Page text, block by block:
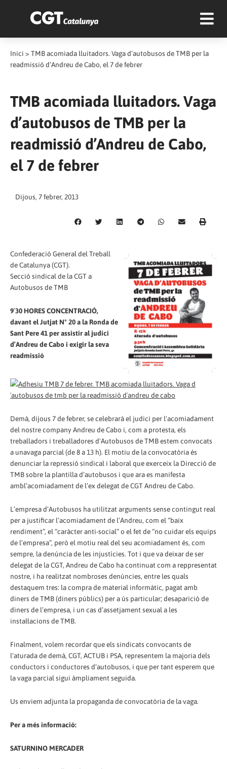
Inici > TMB acomiada lluitadors. Vaga d’autobusos de TMB per la
readmissió d’Andreu de Cabo, el 7 de febrer
TMB acomiada lluitadors. Vaga
d’autobusos de TMB per la
readmissió d’Andreu de Cabo,
el 7 de febrer
Dijous, 7 febrer, 2013
Confederació General del Treball
de Catalunya (CGT).
Secció sindical de la CGT a
Autobusos de TMB
9´30 HORES CONCENTRACIÓ,
davant el Jutjat Nº 20 a la Ronda de
Sant Pere 41 per assistir al judici
d’Andreu de Cabo i exigir la seva
readmissió
Demà, dijous 7 de febrer, se celebrarà el judici per l'acomiadament
del nostre company Andreu de Cabo i, com a protesta, els
treballadors i treballadores d'Autobusos de TMB estem convocats
a unavaga parcial (de 8 a 13 h). El motiu de la convocatòria és
denunciar la repressió sindical i laboral que exerceix la Direcció de
TMB sobre la plantilla d’autobusos i que ara es manifesta
ambl’acomiadament de l’ex delegat de CGT Andreu de Cabo.
L’empresa d’Autobusos ha utilitzat arguments sense contingut real
per a justificar l’acomiadament de l’Andreu, com el “baix
rendiment”, el “caràcter anti-social” o el fet de “no cuidar els equips
de l’empresa”, però el motiu real del seu acomiadament és, com
sempre, la denúncia de les injustícies. Tot i que va deixar de ser
delegat de la CGT, Andreu de Cabo ha continuat com a reppresentat
nostre, i ha realitzat nombroses denúncies, entre les quals
destaquem tres: la compra de material informàtic, pagat amb
diners de TMB (diners públics) per a ús particular; desaparició de
diners de l’empresa, i un cas d’assetjament sexual a les
instal·lacions de TMB.
Finalment, volem recordar que els sindicats convocants de
l’aturada de demà, CGT, ACTUB i PSA, representem la majoria dels
conductors i conductores d’autobusos, i que per tant esperem que
la vaga parcial sigui àmpliament seguida.
Us enviem adjunta la propaganda de convocatòria de la vaga.
Per a més informació:
SATURNINO MERCADER